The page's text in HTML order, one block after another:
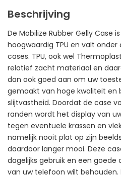
Beschrijving
De Mobilize Rubber Gelly Case
hoogwaardig TPU en valt
cases. TPU, ook wel
relatief zacht materiaal en
dan ook goed aan om uw
gemaakt van hoge kwaliteit en
slijtvastheid. Doordat de case
randen wordt het display van
tegen eventuele krassen en
namelijk nooit plat op zijn
daardoor langer mooi. Deze
dagelijks gebruik en een goede
van uw telefoon wilt behouden.